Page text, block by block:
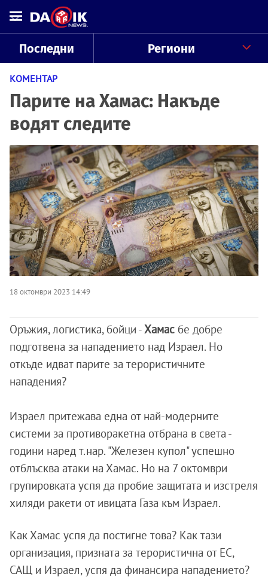
Последни Региони
КОМЕНТАР
Парите на Хамас: Накъде
водят следите
18 октомври 2023 14:49
Оръжия, логистика, бойци -Хамас бе добре
подготвена за нападението над Израел. Но
откъде идват парите за терористичните
нападения?
Израел притежава една от най-модерните
системи за противоракетна отбрана в света -
години наред т.нар. "Железен купол" успешно
отблъсква атаки на Хамас. Но на 7 октомври
групировката успя да пробие защитата и изстреля
хиляди ракети от ивицата Газа към Израел.
Как Хамас успя да постигне това? Как тази
организация, призната за терористична от ЕС,
САЩ и Израел, успя да финансира нападението?